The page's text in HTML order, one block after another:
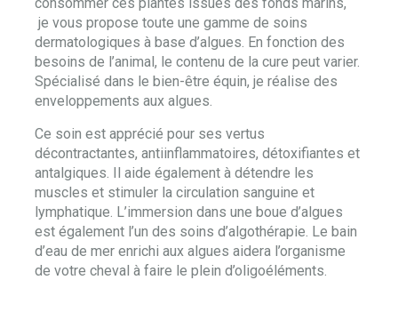
je vous propose toute une gamme de soins
dermatologiques à base d’algues. En fonction des
besoins de l’animal, le contenu de la cure peut varier.
Spécialisé dans le bien-être équin, je réalise des
enveloppements aux algues.
Ce soin est apprécié pour ses vertus
décontractantes, antiinflammatoires, détoxifiantes et
antalgiques. Il aide également à détendre les
muscles et stimuler la circulation sanguine et
lymphatique. L’immersion dans une boue d’algues
est également l’un des soins d’algothérapie. Le bain
d’eau de mer enrichi aux algues aidera l’organisme
de votre cheval à faire le plein d’oligoéléments.